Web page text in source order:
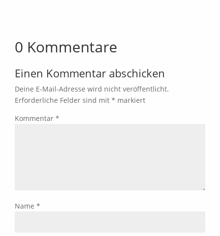
0 Kommentare
Einen Kommentar abschicken
Deine E-Mail-Adresse wird nicht veröffentlicht.
Erforderliche Felder sind mit * markiert
Kommentar *
Name *